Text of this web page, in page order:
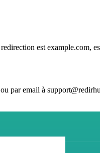
est example.com,
par email à